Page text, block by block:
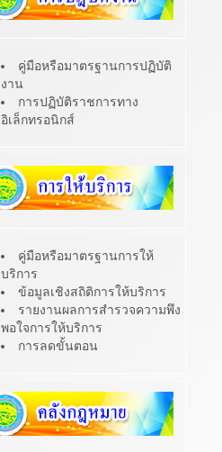
คู่มือหรือมาตรฐานการปฏิบัติ
งาน
การปฏิบัติราชการทาง
อิเล็กทรอนิกส์
คู่มือหรือมาตรฐานการให้
บริการ
ข้อมูลเชิงสถิติการให้บริการ
รายงานผลการสำรวจความพึง
พอใจการให้บริการ
การลดขั้นตอน